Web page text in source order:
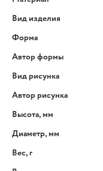
Вид изделия
Форма
Автор формы
Вид рисунка
Автор рисунка
Высота, мм
Диаметр, мм
Вес, г